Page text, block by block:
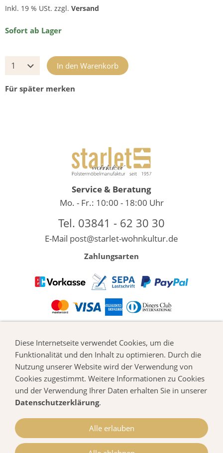
Inkl. 19 % USt. zzgl. Versand
Sofort ab Lager
In den Warenkorb
Für später merken
Service & Beratung
Mo. - Fr.: 10:00 - 18:00 Uhr
Tel. 03841 - 62 30 30
E-Mail post@starlet-wohnkultur.de
Zahlungsarten
Hilfe
Versand & Zahlung
Widerrufsrecht
Allgemeine Geschäftsbedingungen
Datenschutz
Impressum
Cookie-Einstellungen
Diese Internetseite verwendet Cookies, um die
Funktionalität und den Inhalt zu optimieren. Durch die
Nutzung unserer Website wird der Verwendung von
Cookies zugestimmt. Weitere Informationen zu Cookies
und der Verwendung Ihrer Daten erhalten Sie in unserer
Datenschutzerklärung.
Alle erlauben